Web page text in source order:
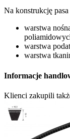
Na konstrukcję pasa
warstwa
warstwa
warstwa
Informacje
Klienci zakupili